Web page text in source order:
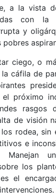
a la vista
con la
y
ciego, o
cáfila de
el próximo
rasgos
de visión
rodea, sin
e
Manejan
los
es el